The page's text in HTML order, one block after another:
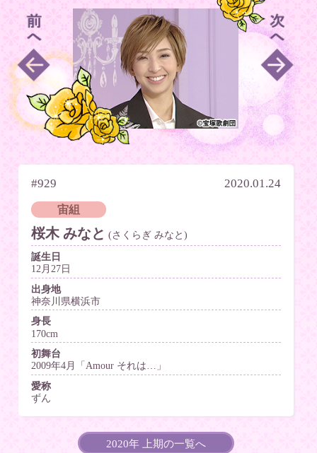
#929 2020.01.24
宙組
桜木 みなと (さくらぎ みなと)
誕生日
12月27日
出身地
神奈川県横浜市
身長
170cm
初舞台
2009年4月「Amour それは…」
愛称
ずん
2020年 上期の一覧へ